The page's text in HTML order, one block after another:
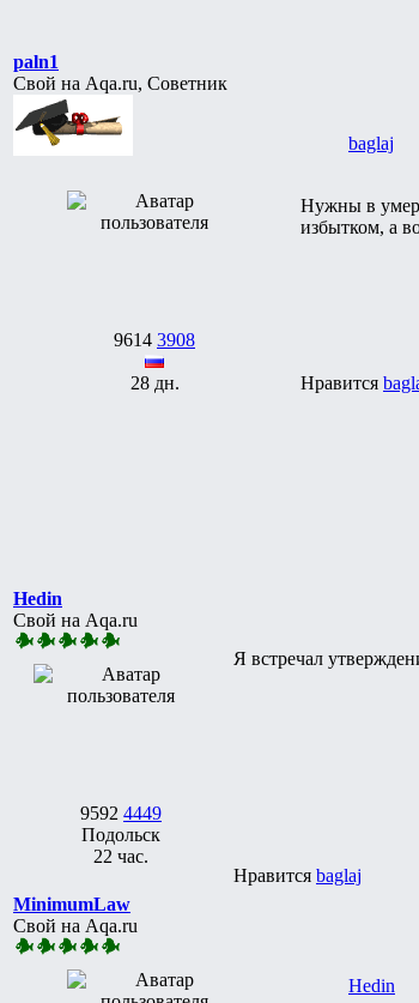
paln1
Свой на Aqa.ru, Советник
9614 3908
28 дн.
baglaj
Нужны в
избытком, а
Нравится
Hedin
Свой на Aqa.ru
9592 4449
Подольск
22 час.
Я встречал
Нравится baglaj
MinimumLaw
Свой на Aqa.ru
Hedin